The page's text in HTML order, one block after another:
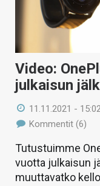
VAIHDA TEEMA
HAKU
Video:
julkaisun
11.11.2021 -
Kommentit (6)
Tutustuimme
vuotta julkaisun
muuttavatko